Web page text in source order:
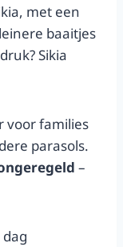
met een
baaitjes
Sikia
voor families
parasols.
–